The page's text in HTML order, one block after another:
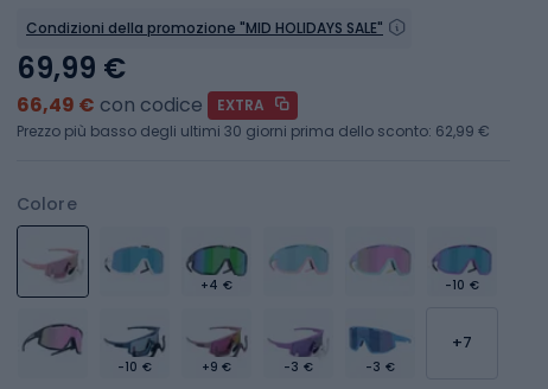
Condizioni della promozione "MID HOLIDAYS SALE"
Colore
+4 € -10 €
-10 € +9 € -3 € -3 €
+7
69,99 €
66,49 € con codice
EXTRA
Prezzo più basso degli ultimi 30 giorni prima dello sconto: 62,99 €